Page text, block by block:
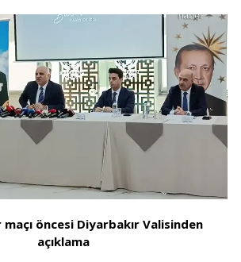
öncesi Diyarbakır Valisinden
açıklama